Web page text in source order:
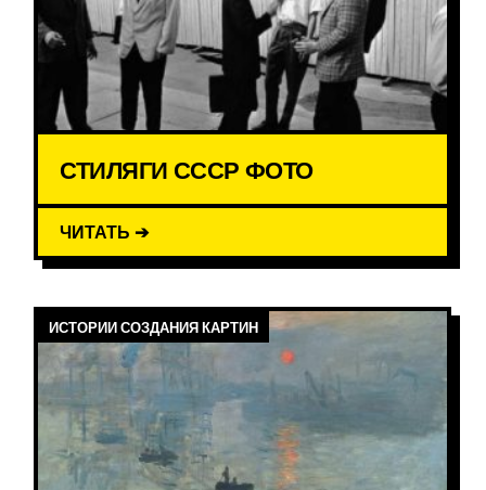
СТИЛЯГИ СССР ФОТО
ЧИТАТЬ ➔
ИСТОРИИ СОЗДАНИЯ КАРТИН